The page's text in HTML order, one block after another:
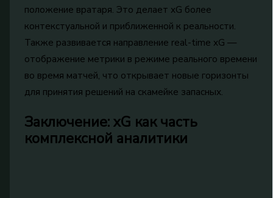
положение вратаря. Это делает xG более
контекстуальной и приближенной к реальности.
Также развивается направление real-time xG —
отображение метрики в режиме реального времени
во время матчей, что открывает новые горизонты
для принятия решений на скамейке запасных.
Заключение: xG как часть
комплексной аналитики